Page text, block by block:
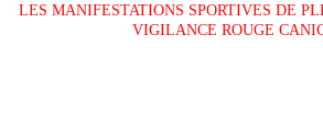
LES MANIFESTATIONS SPORTIVES DE
VIGILANCE ROUGE